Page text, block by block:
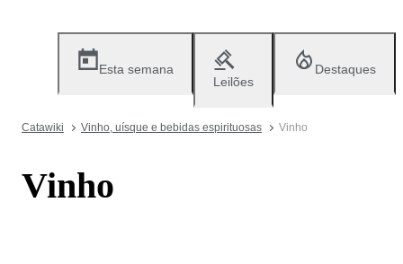
Esta semana
Leilões
Destaques
Catawiki Vinho, uísque e bebidas espirituosas Vinho
Vinho